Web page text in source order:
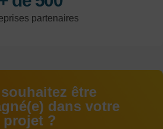
partenaires
être
dans votre
projet ?